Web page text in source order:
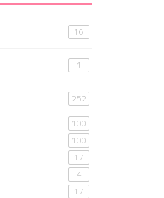
16
1
252
100
100
17
4
17